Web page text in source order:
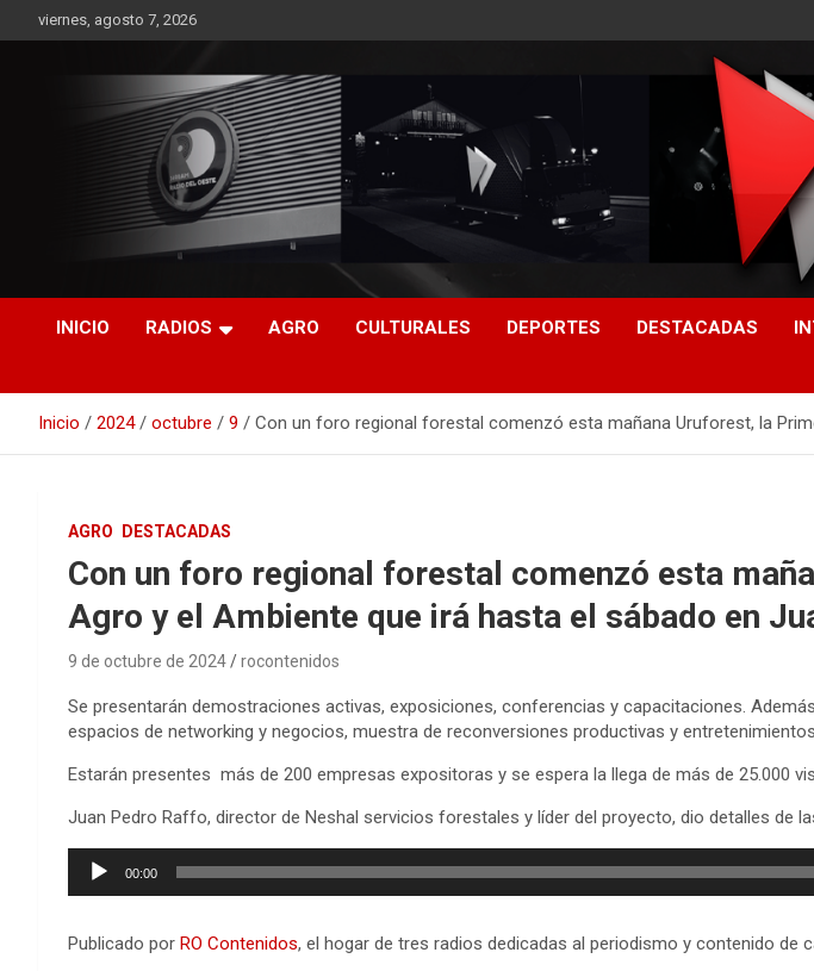
al
viernes, agosto 7, 2026
RO CONTENIDOS
INICIO RADIOS AGRO CULTURALES DEPORTES DESTACADAS
Inicio 2024 octubre 9 Con un foro regional forestal comenzó esta mañana Uruforest, la
AGRO DESTACADAS
Con un foro regional forestal comenzó esta
Agro y el Ambiente que irá hasta el sábado en
9 de octubre de 2024 rocontenidos
Se presentarán demostraciones activas, exposiciones, conferencias y capacitaciones.
espacios de networking y negocios, muestra de reconversiones productivas y
Estarán presentes más de 200 empresas expositoras y se espera la llega de más de 25.000
Juan Pedro Raffo, director de Neshal servicios forestales y líder del proyecto, dio detalles de
Reproductor
00:00
Publicado por RO Contenidos, el hogar de tres radios dedicadas al periodismo y contenido de